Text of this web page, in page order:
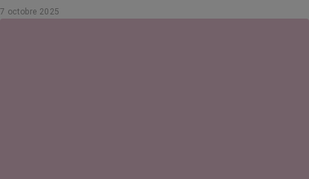
a posé la question à Giacomo Di Falco, psycho-oncologue au CHU de
7 octobre 2025